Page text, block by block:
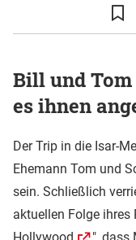
Bill und
es ihnen
Der Trip in die Isar-
Ehemann Tom und
sein. Schließlich
aktuellen Folge ihres